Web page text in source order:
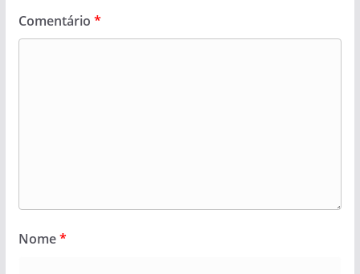
Comentário *
Nome*